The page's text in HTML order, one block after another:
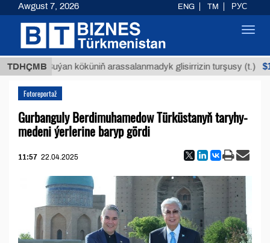
TDHÇMB
Buýan köküniň arassalanmadyk glisirrizin turşusy (t.)
Fotoreportaž
Gurbanguly Berdimuhamedow Türküstanyň taryhy-
medeni ýerlerine baryp gördi
11:57 22.04.2025
Awgust 7, 2026 ENG TM РУС